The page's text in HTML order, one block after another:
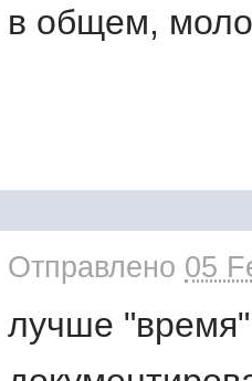
в общем,
Отправлено 05
лучше